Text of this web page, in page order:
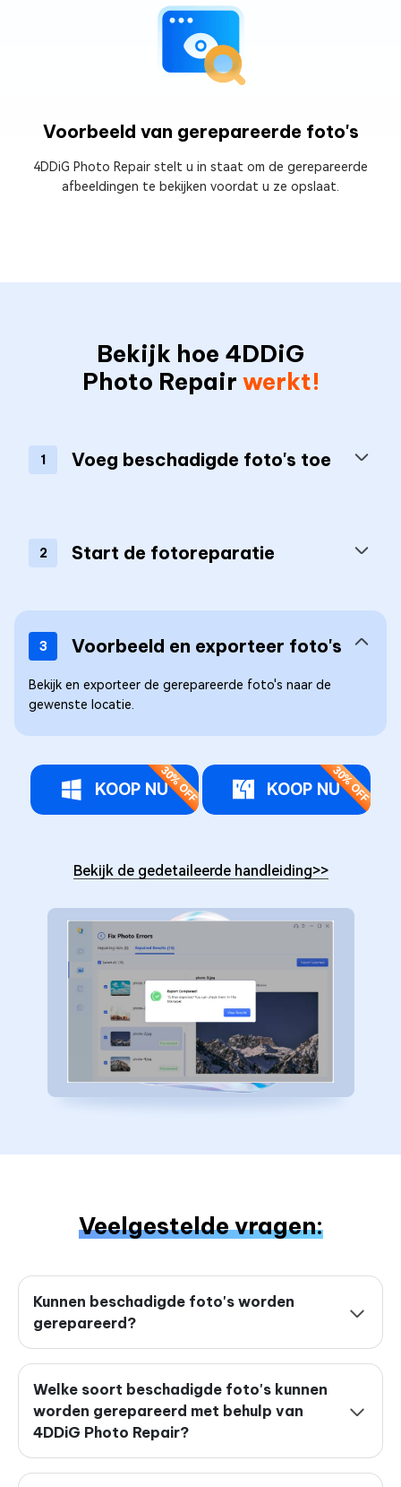
Voorbeeld van gerepareerde foto's
4DDiG Photo Repair stelt u in staat om de gerepareerde
afbeeldingen te bekijken voordat u ze opslaat.
Bekijk hoe 4DDiG
Photo Repair werkt!
1 Voeg beschadigde foto's toe
2 Start de fotoreparatie
3 Voorbeeld en exporteer foto's
Bekijk en exporteer de gerepareerde foto's naar de
gewenste locatie.
KOOP NU KOOP NU
Bekijk de gedetaileerde handleiding>>
Veelgestelde vragen:
Kunnen beschadigde foto's worden
gerepareerd?
Welke soort beschadigde foto's kunnen
worden gerepareerd met behulp van
4DDiG Photo Repair?